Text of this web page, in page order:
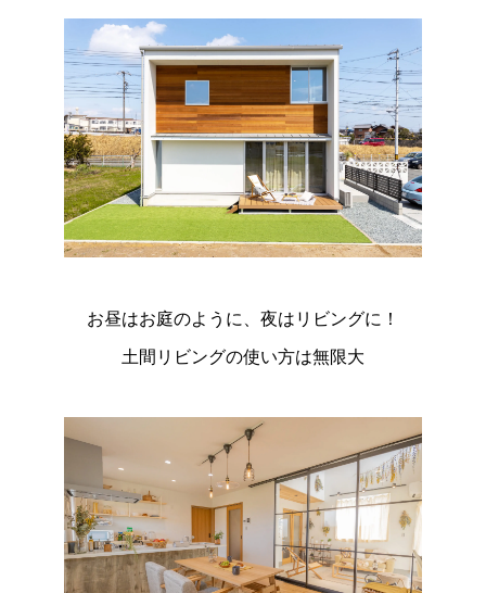
お昼はお庭のように、夜はリビングに！
土間リビングの使い方は無限大